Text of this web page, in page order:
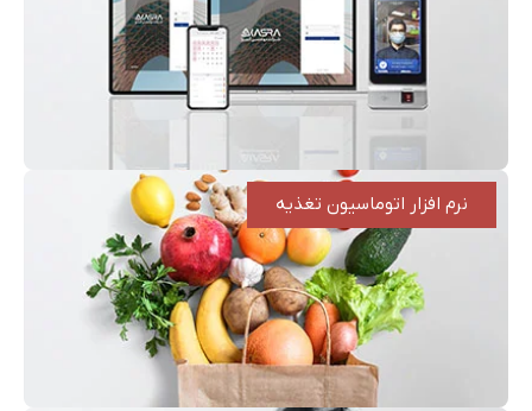
نرم افزار اتوماسیون تغذیه